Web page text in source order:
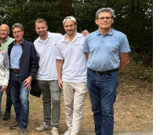
a
r
i
e
n
v
i